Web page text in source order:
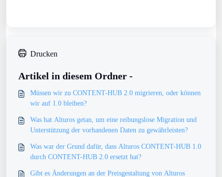
Drucken
Artikel in diesem Ordner -
Müssen wir zu CONTENT-HUB 2.0 migrieren, oder können
wir auf 1.0 bleiben?
Was hat Alturos getan, um eine reibungslose Migration und
Unterstützung der vorhandenen Daten zu gewährleisten?
Was war der Grund dafür, dass Alturos CONTENT-HUB 1.0
durch CONTENT-HUB 2.0 ersetzt hat?
​Gibt es Änderungen an der Preisgestaltung von Alturos